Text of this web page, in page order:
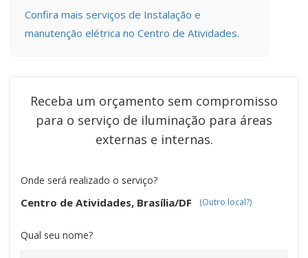
Confira mais serviços de Instalação e
manutenção elétrica no Centro de Atividades.
Receba um orçamento sem compromisso
para o serviço de iluminação para áreas
externas e internas.
Onde será realizado o serviço?
Centro de Atividades, Brasília/DF (Outro local?)
Qual seu nome?